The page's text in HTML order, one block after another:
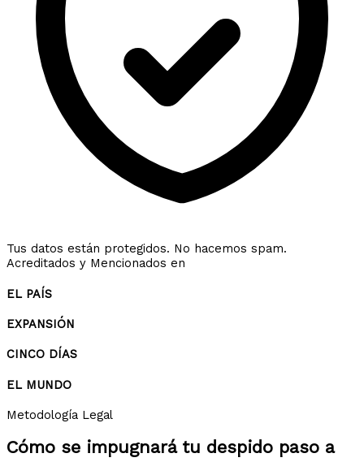
Tus datos están protegidos. No hacemos spam.
Acreditados y Mencionados en
EL PAÍS
EXPANSIÓN
CINCO DÍAS
EL MUNDO
Metodología Legal
Cómo se impugnará tu despido paso a